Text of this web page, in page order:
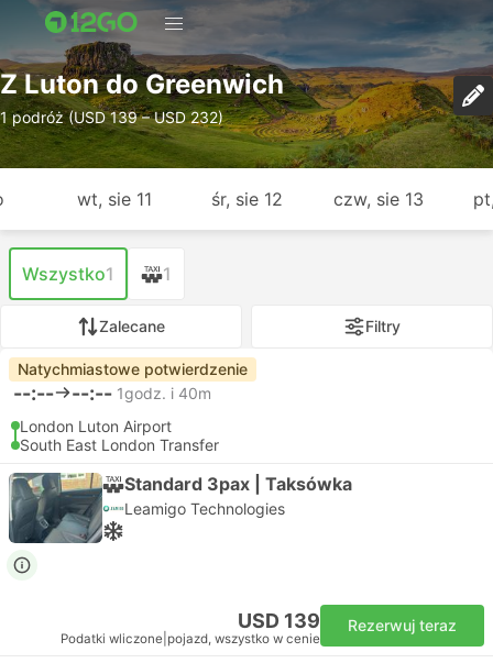
Z Luton do Greenwich
1 podróż (USD 139 – USD 232)
wt, sie 11 śr, sie 12 czw, sie 13
Wszystko1 1
Zalecane Filtry
Natychmiastowe potwierdzenie
--:-- --:-- 1godz. i 40m
London Luton Airport
South East London Transfer
Standard 3pax | Taksówka
Leamigo Technologies
USD 139
Podatki wliczone pojazd, wszystko w cenie
Rezerwuj teraz